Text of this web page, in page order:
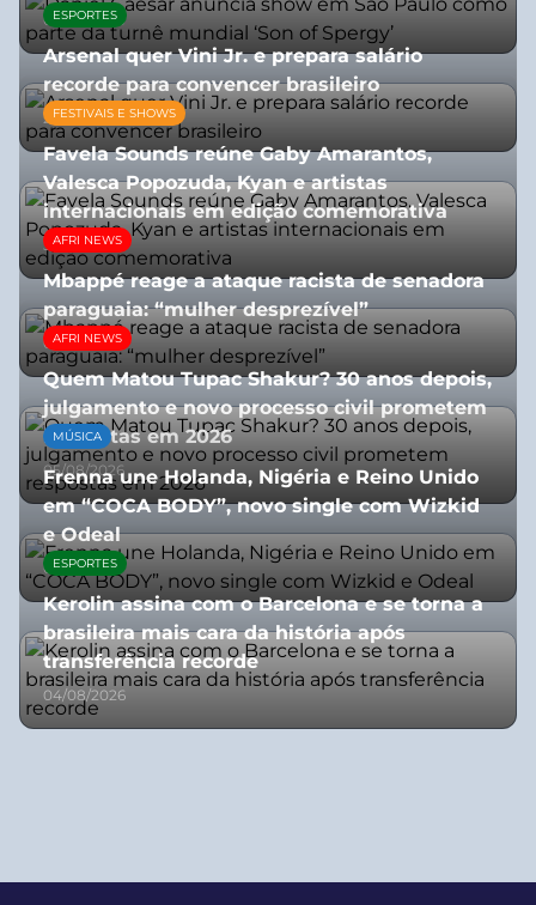
05/08/2026
ESPORTES
Arsenal quer Vini Jr. e prepara salário
recorde para convencer brasileiro
27/07/2026
FESTIVAIS E SHOWS
Favela Sounds reúne Gaby Amarantos,
Valesca Popozuda, Kyan e artistas
internacionais em edição comemorativa
31/07/2026
AFRI NEWS
Mbappé reage a ataque racista de senadora
paraguaia: “mulher desprezível”
07/07/2026
AFRI NEWS
Quem Matou Tupac Shakur? 30 anos depois,
julgamento e novo processo civil prometem
respostas em 2026
05/08/2026
MÚSICA
Frenna une Holanda, Nigéria e Reino Unido
em “COCA BODY”, novo single com Wizkid
e Odeal
07/07/2026
ESPORTES
Kerolin assina com o Barcelona e se torna a
brasileira mais cara da história após
transferência recorde
04/08/2026